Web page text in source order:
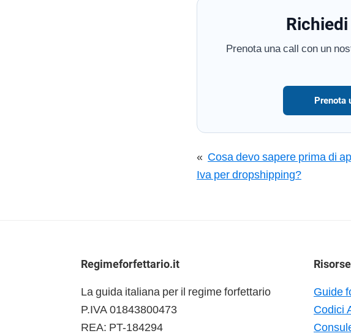
Prenota una call con un
Prenota
« Cosa devo sapere prima di
Iva per dropshipping?
Regimeforfettario.it
La guida italiana per il regime forfettario
P.IVA 01843800473
REA: PT-184294
Risorse
Guide
Codici